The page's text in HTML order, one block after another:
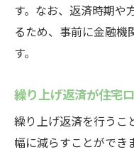
す。なお、返済時期や
るため、事前に金融機
す。
繰り上げ返済が住宅
繰り上げ返済を行うこ
幅に減らすことができ